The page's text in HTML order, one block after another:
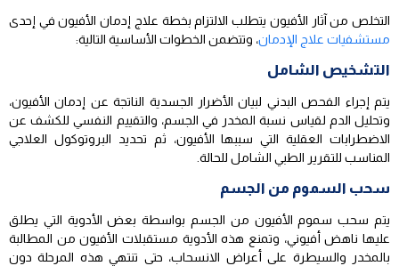
التخلص من آثار الأفيون يتطلب الالتزام بخطة علاج إدمان الأفيون في إحدى
مستشفيات علاج الإدمان، وتتضمن الخطوات الأساسية التالية:
التشخيص الشامل
يتم إجراء الفحص البدني لبيان الأضرار الجسدية الناتجة عن إدمان الأفيون،
وتحليل الدم لقياس نسبة المخدر في الجسم، والتقييم النفسي للكشف عن
الاضطرابات العقلية التي سببها الأفيون، ثم تحديد البروتوكول العلاجي
المناسب للتقرير الطبي الشامل للحالة.
سحب السموم من الجسم
يتم سحب سموم الأفيون من الجسم بواسطة بعض الأدوية التي يطلق
عليها ناهض أفيوني، وتمنع هذه الأدوية مستقبلات الأفيون من المطالبة
بالمخدر والسيطرة على أعراض الانسحاب، حتى تنتهي هذه المرحلة دون